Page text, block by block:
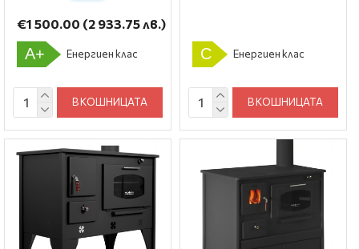
€1 500.00 (2 933.75 лв.)
A+ Енергиен клас
В КОШНИЦАТА
C Енергиен клас
В КОШНИЦАТА